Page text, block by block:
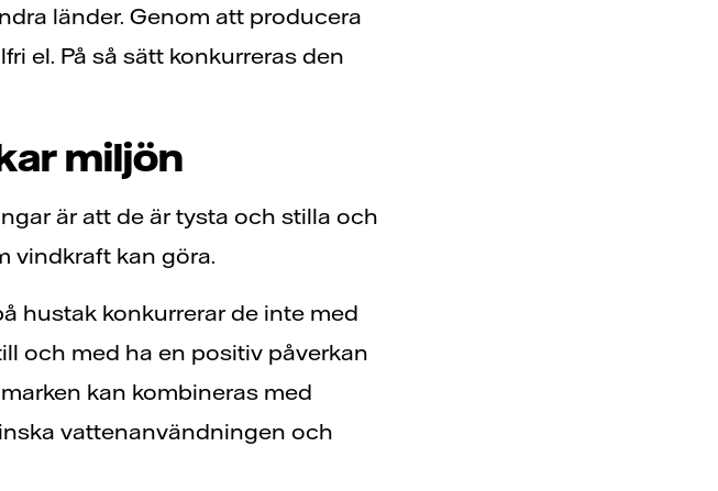
länder. Genom att producera
el. På så sätt konkurreras den
miljön
är att de är tysta och stilla och
vindkraft kan göra.
hustak konkurrerar de inte med
och med ha en positiv påverkan
kan kombineras med
vattenanvändningen och